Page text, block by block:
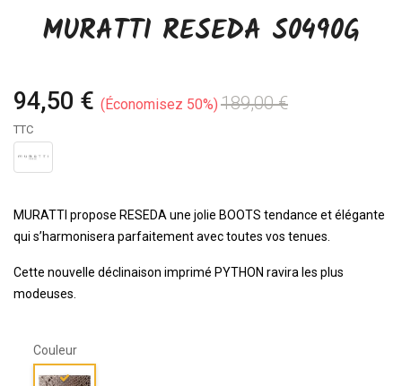
MURATTI RESEDA S0490G
94,50 € Économisez 50% 189,00 €
TTC
MURATTI propose RESEDA une jolie BOOTS tendance et élégante
qui s’harmonisera parfaitement avec toutes vos tenues.
Cette nouvelle déclinaison imprimé PYTHON ravira les plus
modeuses.
Couleur